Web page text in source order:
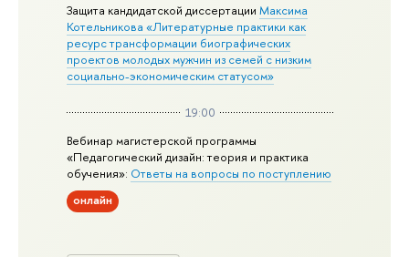
Защита кандидатской диссертацииМаксима
Котельникова «Литературные практики как
ресурс трансформации биографических
проектов молодых мужчин из семей с низким
социально-экономическим статусом»
19:00
Вебинар магистерской программы
«Педагогический дизайн: теория и практика
обучения»: Ответы на вопросы по поступлению
онлайн